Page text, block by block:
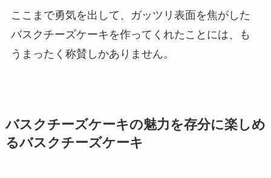
ここまで勇気を出して、ガッツリ表面を焦がした
バスクチーズケーキを作ってくれたことには、も
うまったく称賛しかありません。
バスクチーズケーキの魅力を存分に楽しめ
るバスクチーズケーキ